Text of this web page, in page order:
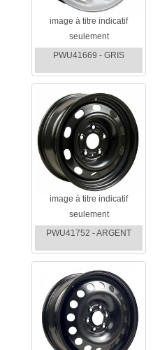
image à titre indicatif
seulement
PWU41669 - GRIS
image à titre indicatif
seulement
PWU41752 - ARGENT